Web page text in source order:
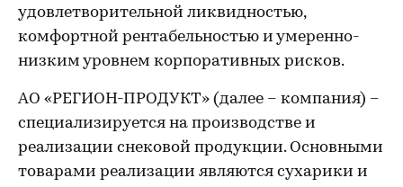
удовлетворительной ликвидностью,
комфортной рентабельностью и умеренно-
низким уровнем корпоративных рисков.
АО «РЕГИОН-ПРОДУКТ» (далее – компания) –
специализируется на производстве и
реализации снековой продукции. Основными
товарами реализации являются сухарики и